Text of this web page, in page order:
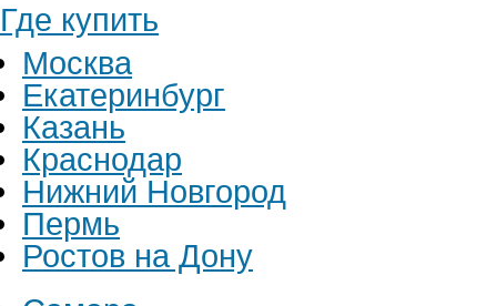
Где купить
Москва
Екатеринбург
Казань
Краснодар
Нижний Новгород
Пермь
Ростов на Дону